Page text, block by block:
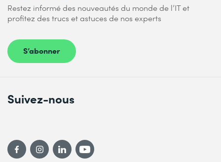
Restez informé des nouveautés du monde de l’IT et
profitez des trucs et astuces de nos experts
S’abonner
Suivez-nous